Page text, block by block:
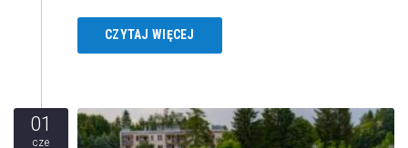
CZYTAJ WIĘCEJ
01
cze